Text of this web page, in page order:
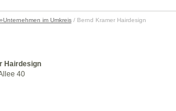
»Unternehmen im Umkreis/ Bernd Kramer Hairdesign
Hairdesign
40